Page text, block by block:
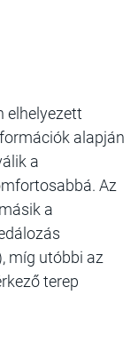
elhelyezett
alapján
a
Az
a
míg utóbbi az
terep